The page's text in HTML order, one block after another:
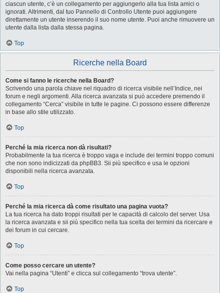
ciascun utente, c’è un collegamento per aggiungerlo alla tua lista amici o
ignorati. Altrimenti, dal tuo Pannello di Controllo Utente puoi aggiungere
direttamente un utente inserendo il suo nome utente. Puoi anche rimuovere un
utente dalla lista dalla stessa pagina.
Top
Ricerche nella Board
Come si fanno le ricerche nella Board?
Scrivendo una parola chiave nel riquadro di ricerca visibile nell’Indice, nei
forum e negli argomenti. Alla ricerca avanzata si può accedere premendo il
collegamento “Cerca” visibile in tutte le pagine. Ci possono essere differenze
in base allo stile utilizzato.
Top
Perché la mia ricerca non dà risultati?
Probabilmente la tua ricerca è troppo vaga e include dei termini troppo comuni
che non sono indicizzati da phpBB3. Sii più specifico e usa le opzioni
disponibili nella ricerca avanzata.
Top
Perché la mia ricerca dà come risultato una pagina vuota?
La tua ricerca ha dato troppi risultati per le capacità di calcolo del server. Usa
la ricerca avanzata e sii più specifico nella tua scelta dei termini da ricercare e
dei forum in cui cercare.
Top
Come posso cercare un utente?
Vai nella pagina “Utenti” e clicca sul collegamento “trova utente”.
Top